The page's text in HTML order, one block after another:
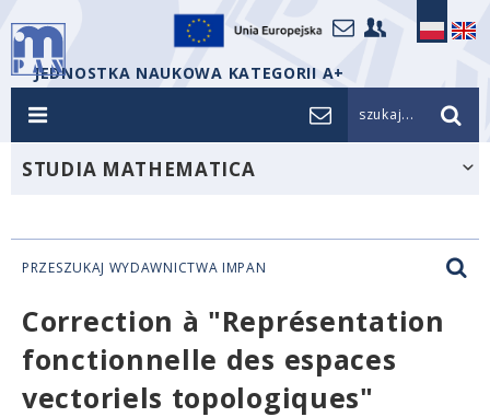
JEDNOSTKA NAUKOWA KATEGORII A+
szukaj...
STUDIA MATHEMATICA
PRZESZUKAJ WYDAWNICTWA IMPAN
Correction à "Représentation
fonctionnelle des espaces
vectoriels topologiques"